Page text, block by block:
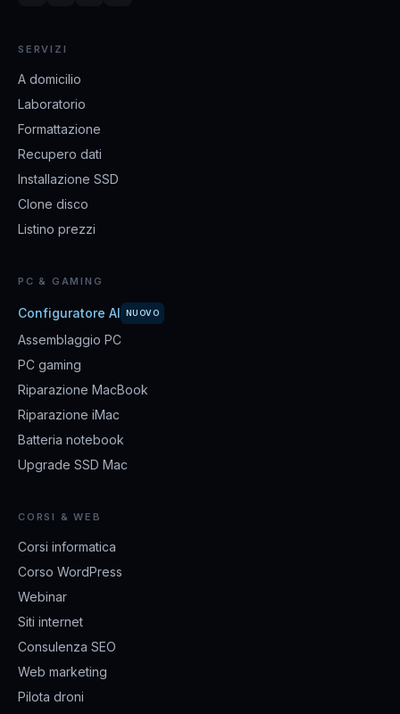
SERVIZI
A domicilio
Laboratorio
Formattazione
Recupero dati
Installazione SSD
Clone disco
Listino prezzi
PC & GAMING
Configuratore AI NUOVO
Assemblaggio PC
PC gaming
Riparazione MacBook
Riparazione iMac
Batteria notebook
Upgrade SSD Mac
CORSI & WEB
Corsi informatica
Corso WordPress
Webinar
Siti internet
Consulenza SEO
Web marketing
Pilota droni